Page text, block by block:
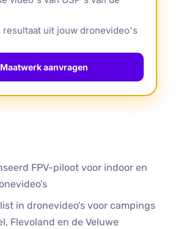
resultaat uit jouw dronevideo's
Maatwerk aanvragen
FPV-piloot voor indoor en
in dronevideo’s voor campings
Flevoland en de Veluwe